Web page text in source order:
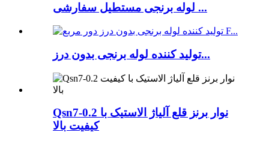
لوله برنجی مستطیل سفارشی ...
تولید کننده لوله برنجی بدون درز...
Qsn7-0.2 نوار برنز قلع آلیاژ الاستیک با
کیفیت بالا